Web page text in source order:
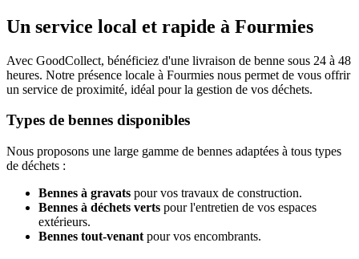
Un service local et rapide à Fourmies
Avec GoodCollect, bénéficiez d'une livraison de benne sous 24 à 48
heures. Notre présence locale à Fourmies nous permet de vous offrir
un service de proximité, idéal pour la gestion de vos déchets.
Types de bennes disponibles
Nous proposons une large gamme de bennes adaptées à tous types
de déchets :
Bennes à gravats pour vos travaux de construction.
Bennes à déchets verts pour l'entretien de vos espaces
extérieurs.
Bennes tout-venant pour vos encombrants.